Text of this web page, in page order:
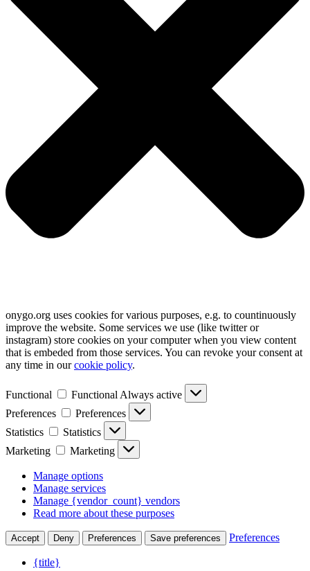
onygo.org uses cookies for various purposes, e.g. to countinuously
improve the website. Some services we use (like twitter or
instagram) store cookies on your computer when you view content
that is embeded from those services. You can revoke your consent at
any time in ourcookie policy.
Functional Functional Always active
Preferences
Preferences
Statistics
Statistics
Marketing
Marketing
Manage options
Manage services
Manage {vendor_count} vendors
Read more about these purposes
Accept Deny Preferences Save preferences Preferences
{title}